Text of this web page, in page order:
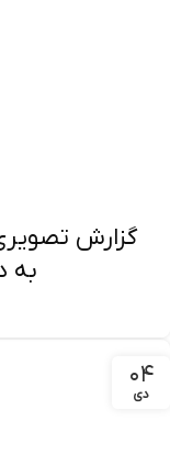
گزارش
به
۰۴
دی